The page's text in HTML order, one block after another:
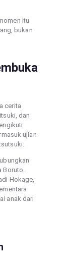
itu
bukan
cerita
dan
ujian
Boruto.
Hokage,
anak dari